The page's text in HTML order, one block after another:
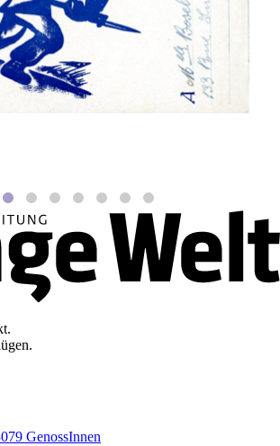
GenossInnen